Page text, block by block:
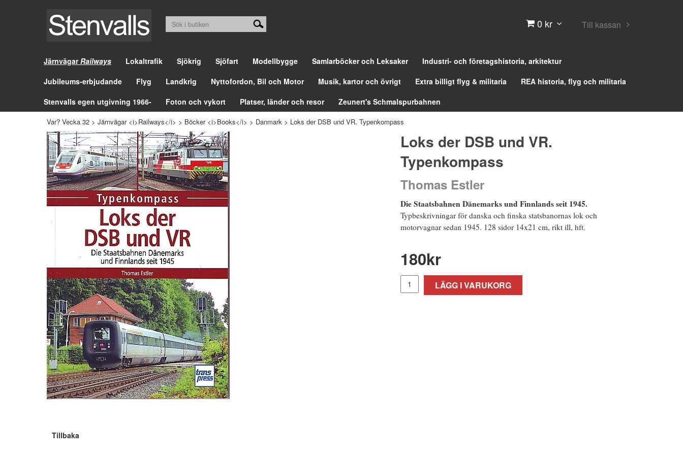
0 kr Till kassan
JärnvägarRailways Lokaltrafik Sjökrig Sjöfart Modellbygge Samlarböcker och Leksaker
Industri- och företagshistoria, arkitektur
Jubileums-erbjudande
Flyg Landkrig Nyttofordon, Bil och Motor Musik, kartor och övrigt Extra billigt flyg & militaria
REA historia, flyg och militaria
Stenvalls egen utgivning 1966-
Foton och vykort Platser, länder och resor Zeunert's Schmalspurbahnen
Var? Vecka 32 > Järnvägar <i>Railways</i> > Böcker <i>Books</i> > Danmark > Loks der DSB und VR. Typenkompass
Loks der DSB und VR.
Typenkompass
Thomas Estler
Die Staatsbahnen Dänemarks und Finnlands seit 1945.
Typbeskrivningar för danska och finska statsbanornas lok och
motorvagnar sedan 1945. 128 sidor 14x21 cm, rikt ill, hft.
180kr
LÄGG I VARUKORG
Tillbaka